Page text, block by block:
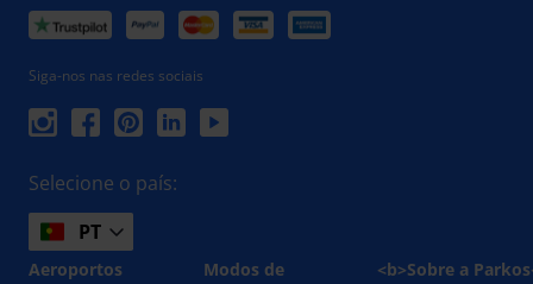
Siga-nos nas redes sociais
Selecione o país:
PT
Aeroportos
Modos de
<b>Sobre a